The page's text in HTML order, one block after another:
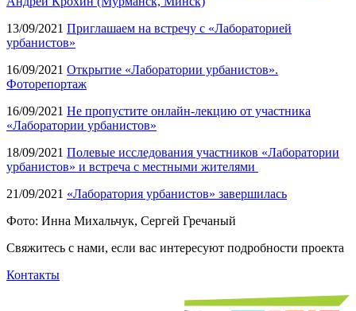
13/09/2021 Приглашаем на встречу с «Лабораторией
урбанистов»
16/09/2021 Открытие «Лаборатории урбанистов».
Фоторепортаж
16/09/2021 Не пропустите онлайн-лекцию от участника
«Лаборатории урбанистов»
18/09/2021 Полевые исследования участников «Лаборатории
урбанистов» и встреча с местными жителями
21/09/2021 «Лаборатория урбанистов» завершилась
Фото: Инна Михальчук, Сергей Гречаный
Свяжитесь с нами, если вас интересуют подробности проекта
Контакты